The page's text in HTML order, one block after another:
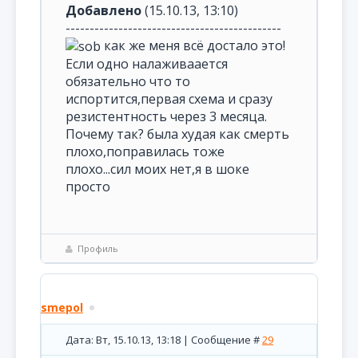
Добавлено(15.10.13, 13:10)
---------------------------------------------
как же меня всё достало это!
Если одно налаживаается
обязательно что то
испортится,первая схема и сразу
резистентность через 3 месяца.
Почему так? была худая как смерть
плохо,поправилась тоже
плохо...сил моих нет,я в шоке
просто
Профиль
smepol
Дата: Вт, 15.10.13, 13:18 | Сообщение #29